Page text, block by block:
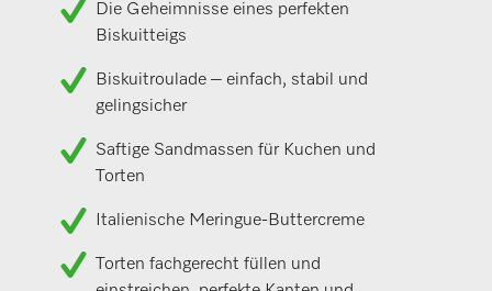
Die Geheimnisse eines perfekten
Biskuitteigs
Biskuitroulade – einfach, stabil und
gelingsicher
Saftige Sandmassen für Kuchen und
Torten
Italienische Meringue-Buttercreme
Torten fachgerecht füllen und